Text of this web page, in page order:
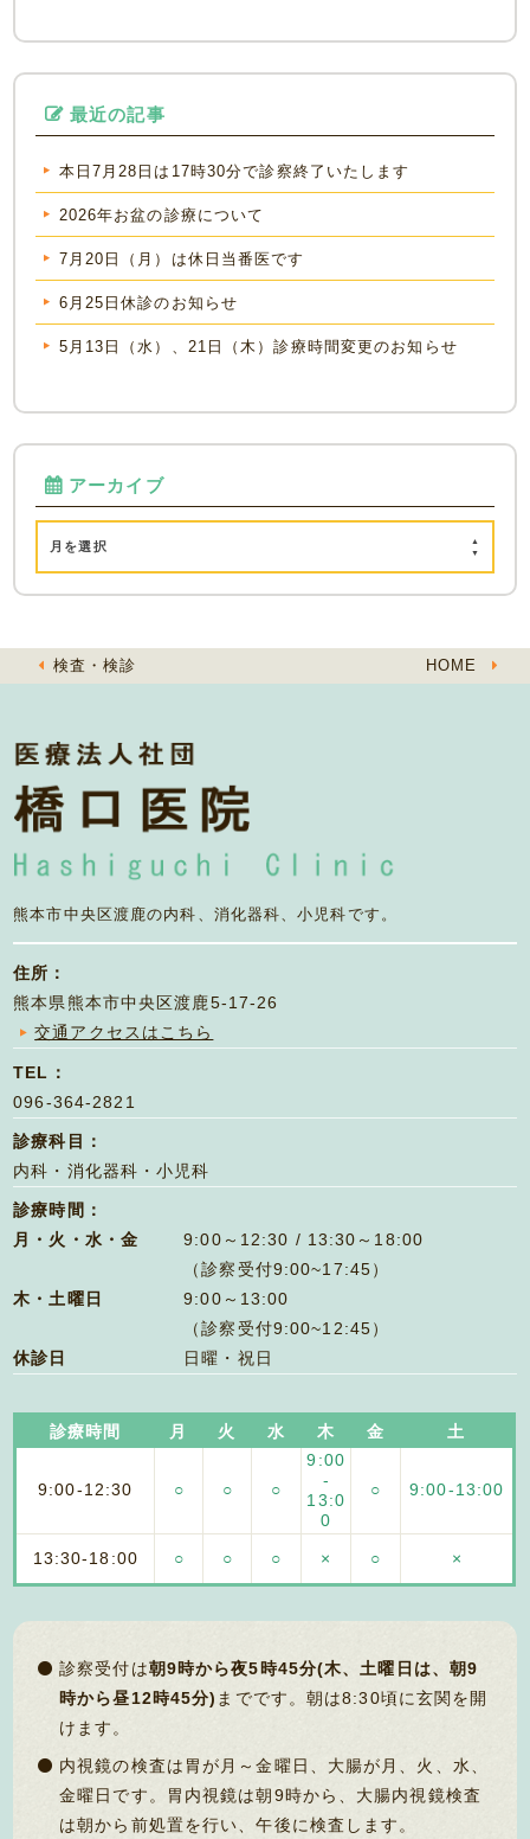
最近の記事
本日7月28日は17時30分で診察終了いたします
2026年お盆の診療について
7月20日（月）は休日当番医です
6月25日休診のお知らせ
5月13日（水）、21日（木）診療時間変更のお知らせ
アーカイブ
月を選択
検査・検診 HOME
熊本市中央区渡鹿の内科、消化器科、小児科です。
住所：
熊本県熊本市中央区渡鹿5-17-26
交通アクセスはこちら
TEL：
096-364-2821
診療科目：
内科・消化器科・小児科
診療時間：
月・火・水・金
9:00～12:30 / 13:30～18:00
（診察受付9:00~17:45）
木・土曜日
9:00～13:00
（診察受付9:00~12:45）
休診日
日曜・祝日
診療時間 月 火 水 木 金 土
9:00-12:30 ○ ○ ○
9:00
-
13:0
0
○ 9:00-13:00
13:30-18:00 ○ ○ ○ × ○ ×
診察受付は朝9時から夜5時45分(木、土曜日は、朝9
時から昼12時45分) までです。朝は8:30頃に玄関を開
けます。
内視鏡の検査は胃が月～金曜日、大腸が月、火、水、
金曜日です。胃内視鏡は朝9時から、大腸内視鏡検査
は朝から前処置を行い、午後に検査します。